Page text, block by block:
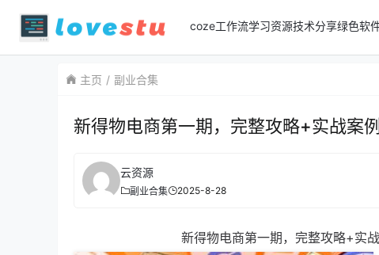
coze工作流学习资源技术分享绿色软
主页 副业合集
新得物电商第一期，完整攻略+实战案
云资源
副业合集 2025-8-28
新得物电商第一期，完整攻略+实